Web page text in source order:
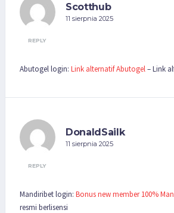
Scotthub
11 sierpnia 2025
REPLY
Abutogel login: Link alternatif Abutogel– Link
DonaldSailk
11 sierpnia 2025
REPLY
Mandiribet login: Bonus new member 100%
resmi berlisensi